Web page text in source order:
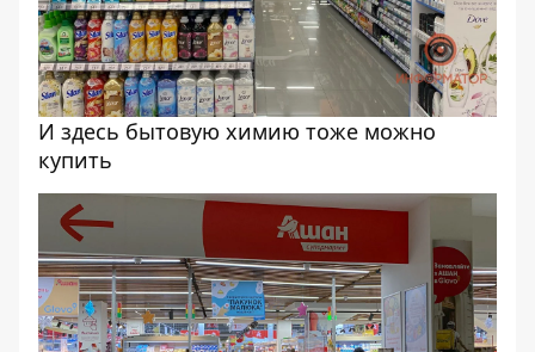
И здесь бытовую химию тоже можно
купить